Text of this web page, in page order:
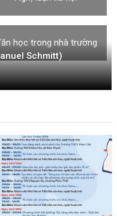
học trong nhà trường
Schmitt)